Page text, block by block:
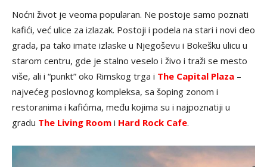
Noćni život je veoma popularan. Ne postoje samo poznati
kafići, već ulice za izlazak. Postoji i podela na stari i novi deo
grada, pa tako imate izlaske u Njegoševu i Bokešku ulicu u
starom centru, gde je stalno veselo i živo i traži se mesto
više, ali i “punkt” oko Rimskog trga i The Capital Plaza –
najvećeg poslovnog kompleksa, sa šoping zonom i
restoranima i kafićima, među kojima su i najpoznatiji u
gradu The Living Room i Hard Rock Cafe.